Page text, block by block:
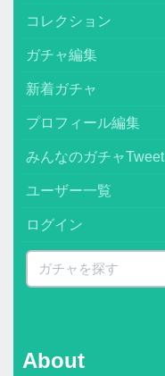
コレクション
ガチャ編集
新着ガチャ
プロフィール編集
みんなのガチャTweet
ユーザー一覧
ログイン
About